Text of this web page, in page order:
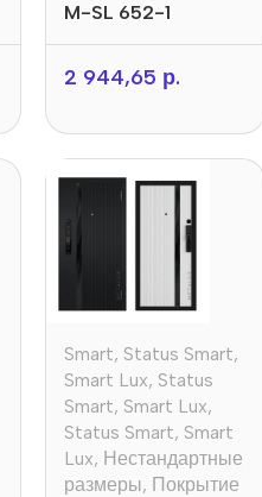
M-SL 652-1
2 944,65 р.
Smart, Status Smart,
Smart Lux, Status
Smart, Smart Lux,
Status Smart, Smart
Lux, Нестандартные
размеры, Покрытие